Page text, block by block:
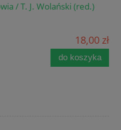
/ T. J. Wolański (red.)
18,00 zł
do koszyka